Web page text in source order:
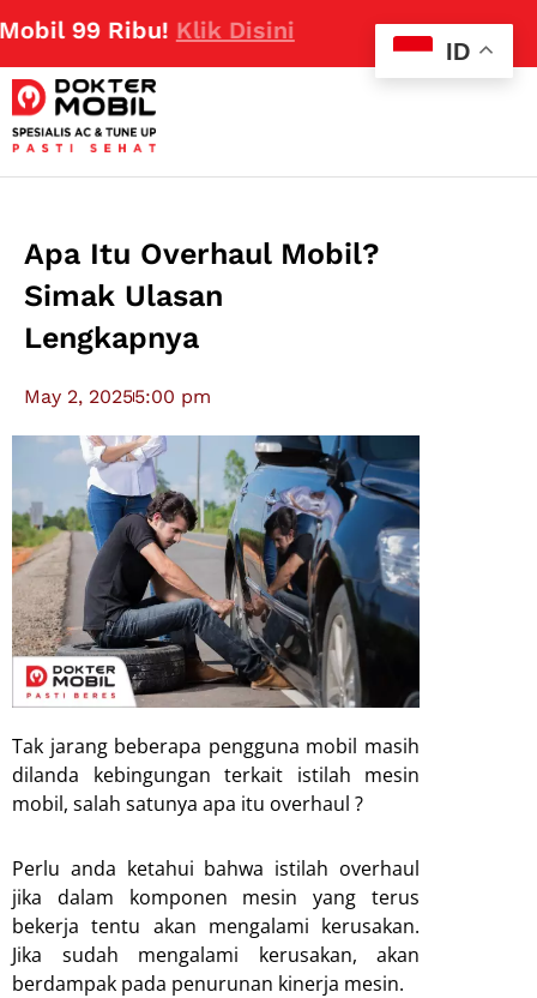
99 Ribu!Klik Disini
Apa Itu Overhaul Mobil?
Simak Ulasan
Lengkapnya
May 2, 20255:00 pm
Tak jarang beberapa pengguna mobil masih
dilanda kebingungan terkait istilah mesin
mobil, salah satunya apa itu overhaul ?
Perlu anda ketahui bahwa istilah overhaul
jika dalam komponen mesin yang terus
bekerja tentu akan mengalami kerusakan.
Jika sudah mengalami kerusakan, akan
berdampak pada penurunan kinerja mesin.
ID